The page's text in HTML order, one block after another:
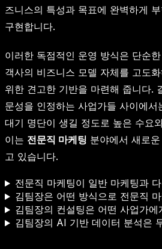
즈니스의 특성과 목표에 완벽하게
구현합니다.
이러한 독점적인 운영 방식은 단순
객사의 비즈니스 모델 자체를 고도
위한 견고한 기반을 마련해 줍니다.
문성을 인정하는 사업가들 사이에
대기 명단이 생길 정도로 높은 수요
이는 전문직 마케팅 분야에서 새로
고 있습니다.
전문직 마케팅이 일반 마케팅과
김팀장은 어떤 방식으로 전문직
김팀장의 컨설팅은 어떤 사업가에
김팀장의 AI 기반 데이터 분석은